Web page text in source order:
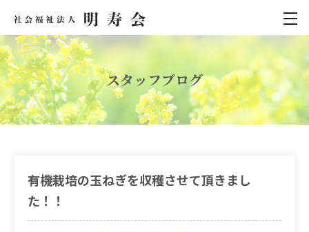
スタッフブログ
有機栽培の玉ねぎを収穫させて頂きまし
た！！